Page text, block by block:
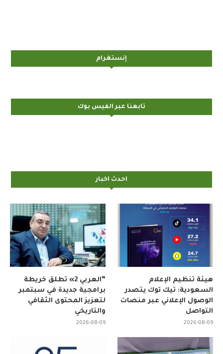
إنستغرام
تابعنا عبر الفيس بوك
احدث اخبار
“العربي 2» تطلق خريطة
برامجية جديدة في سبتمبر
لتعزيز المحتوى الثقافي
والتاريخي
2026-08-09
هيئة تنظيم الإعلام
السعودية: تيك توك يتصدر
الوصول الإعلاني عبر منصات
التواصل
2026-08-09